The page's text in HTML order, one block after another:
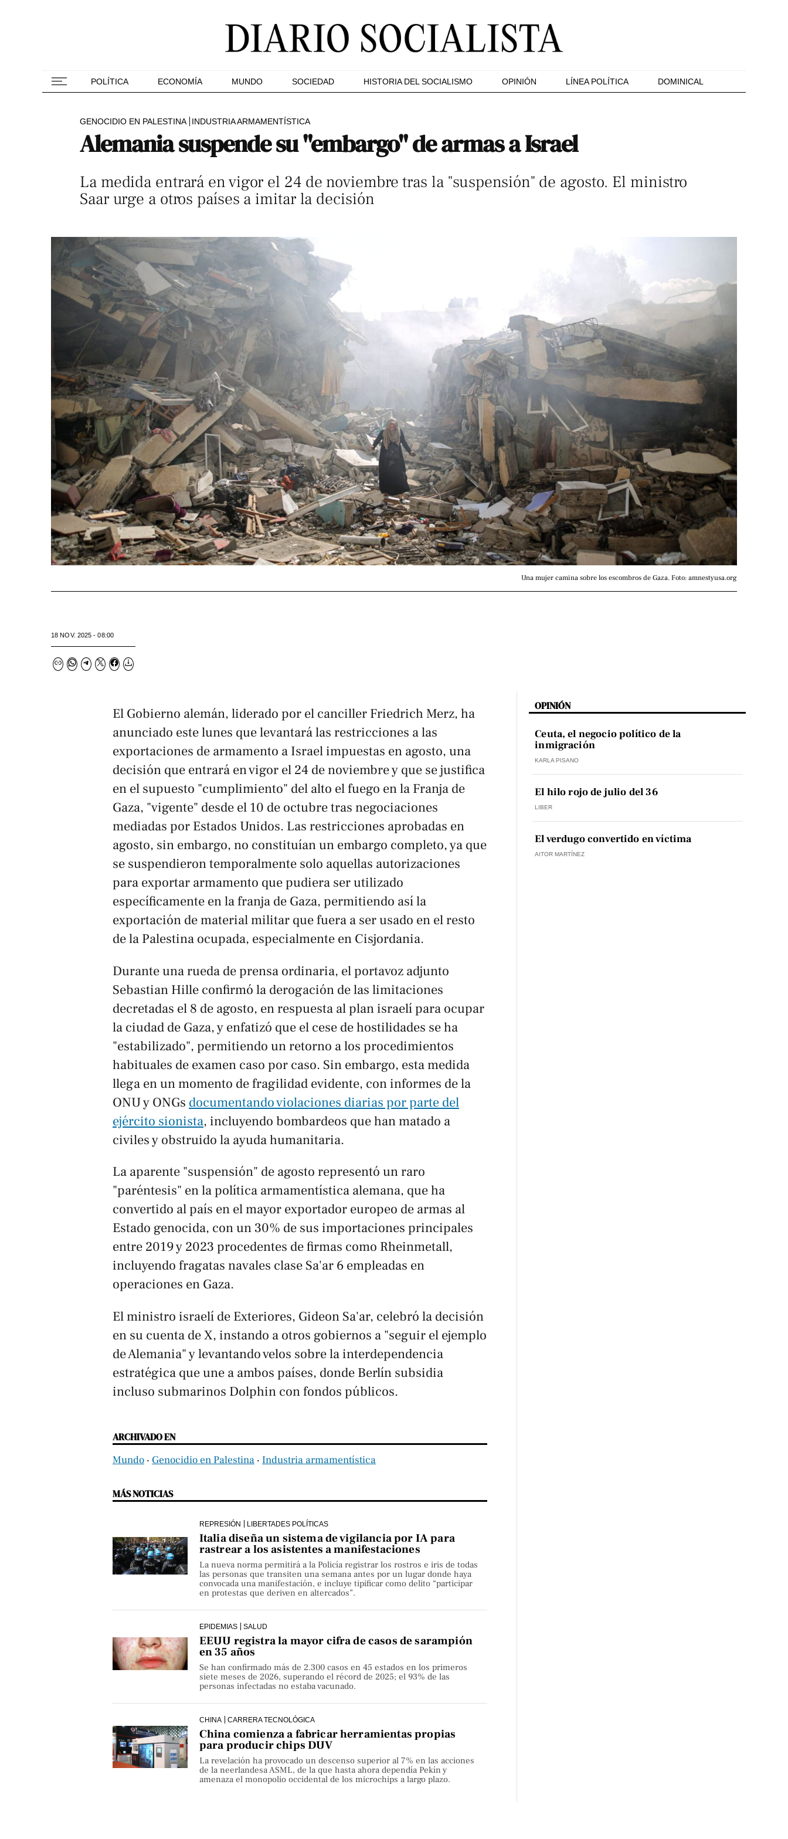
POLÍTICA ECONOMÍA MUNDO SOCIEDAD HISTORIA DEL SOCIALISMO OPINIÓN LÍNEA POLÍTICA DOMINICAL
GENOCIDIO EN PALESTINA INDUSTRIA ARMAMENTÍSTICA
Alemania suspende su "embargo" de armas a Israel
La medida entrará en vigor el 24 de noviembre tras la "suspensión" de agosto. El ministro
Saar urge a otros países a imitar la decisión
Una mujer camina sobre los escombros de Gaza. Foto: amnestyusa.org
18 NOV. 2025 - 08:00
El Gobierno alemán, liderado por el canciller Friedrich Merz, ha
anunciado este lunes que levantará las restricciones a las
exportaciones de armamento a Israel impuestas en agosto, una
decisión que entrará en vigor el 24 de noviembre y que se justifica
en el supuesto "cumplimiento" del alto el fuego en la Franja de
Gaza, "vigente" desde el 10 de octubre tras negociaciones
mediadas por Estados Unidos. Las restricciones aprobadas en
agosto, sin embargo, no constituían un embargo completo, ya que
se suspendieron temporalmente solo aquellas autorizaciones
para exportar armamento que pudiera ser utilizado
específicamente en la franja de Gaza, permitiendo así la
exportación de material militar que fuera a ser usado en el resto
de la Palestina ocupada, especialmente en Cisjordania.
Durante una rueda de prensa ordinaria, el portavoz adjunto
Sebastian Hille confirmó la derogación de las limitaciones
decretadas el 8 de agosto, en respuesta al plan israelí para ocupar
la ciudad de Gaza, y enfatizó que el cese de hostilidades se ha
"estabilizado", permitiendo un retorno a los procedimientos
habituales de examen caso por caso. Sin embargo, esta medida
llega en un momento de fragilidad evidente, con informes de la
ONU y ONGs documentando violaciones diarias por parte del
ejército sionista, incluyendo bombardeos que han matado a
civiles y obstruido la ayuda humanitaria.
La aparente "suspensión" de agosto representó un raro
"paréntesis" en la política armamentística alemana, que ha
convertido al país en el mayor exportador europeo de armas al
Estado genocida, con un 30% de sus importaciones principales
entre 2019 y 2023 procedentes de firmas como Rheinmetall,
incluyendo fragatas navales clase Sa'ar 6 empleadas en
operaciones en Gaza.
El ministro israelí de Exteriores, Gideon Sa'ar, celebró la decisión
en su cuenta de X, instando a otros gobiernos a "seguir el ejemplo
de Alemania" y levantando velos sobre la interdependencia
estratégica que une a ambos países, donde Berlín subsidia
incluso submarinos Dolphin con fondos públicos.
ARCHIVADO EN
Mundo ‧ Genocidio en Palestina ‧ Industria armamentística
MÁS NOTICIAS
REPRESIÓN LIBERTADES POLÍTICAS
Italia diseña un sistema de vigilancia por IA para
rastrear a los asistentes a manifestaciones
La nueva norma permitirá a la Policía registrar los rostros e iris de todas
las personas que transiten una semana antes por un lugar donde haya
convocada una manifestación, e incluye tipificar como delito “participar
en protestas que deriven en altercados”.
EPIDEMIAS SALUD
EEUU registra la mayor cifra de casos de sarampión
en 35 años
Se han confirmado más de 2.300 casos en 45 estados en los primeros
siete meses de 2026, superando el récord de 2025; el 93% de las
personas infectadas no estaba vacunado.
CHINA CARRERA TECNOLÓGICA
China comienza a fabricar herramientas propias
para producir chips DUV
La revelación ha provocado un descenso superior al 7% en las acciones
de la neerlandesa ASML, de la que hasta ahora dependía Pekín y
amenaza el monopolio occidental de los microchips a largo plazo.
OPINIÓN
Ceuta, el negocio político de la
inmigración
KARLA PISANO
El hilo rojo de julio del 36
LIBER
El verdugo convertido en víctima
AITOR MARTÍNEZ